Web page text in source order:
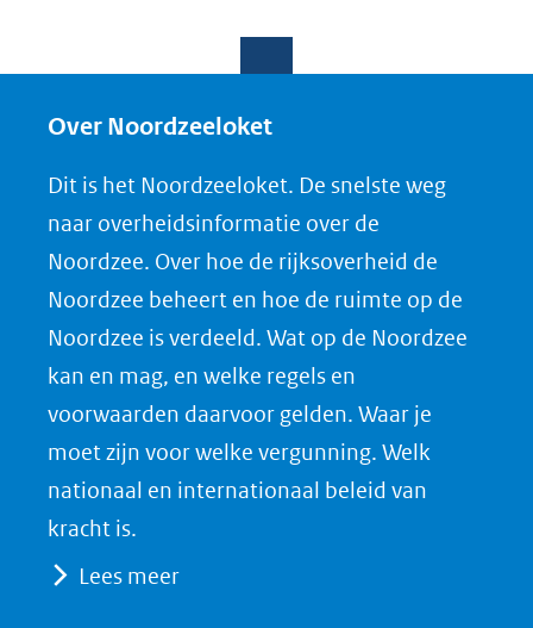
e
o
p
F
a
c
e
b
o
o
in
e
o
p
L
i
n
k
e
d
I
e
o
p
X
(opent
in
nieuw
venster)
(verwijst
naar
n
o
a
d
P
D
F
Over Noordzeeloket
Dit is het Noordzeeloket. De snelste weg
naar overheidsinformatie over de
Noordzee. Over hoe de rijksoverheid de
Noordzee beheert en hoe de ruimte op de
Noordzee is verdeeld. Wat op de Noordzee
kan en mag, en welke regels en
voorwaarden daarvoor gelden. Waar je
moet zijn voor welke vergunning. Welk
nationaal en internationaal beleid van
kracht is.
Lees meer